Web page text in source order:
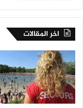
اخر المقالات